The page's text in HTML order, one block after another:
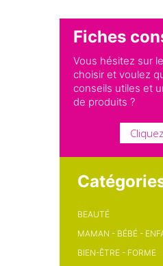
Fiches
Vous hésitez sur
choisir et voulez
conseils utiles et
de produits ?
BEAUTÉ
MAMAN - BÉBÉ -
BIEN-ÊTRE - FORME